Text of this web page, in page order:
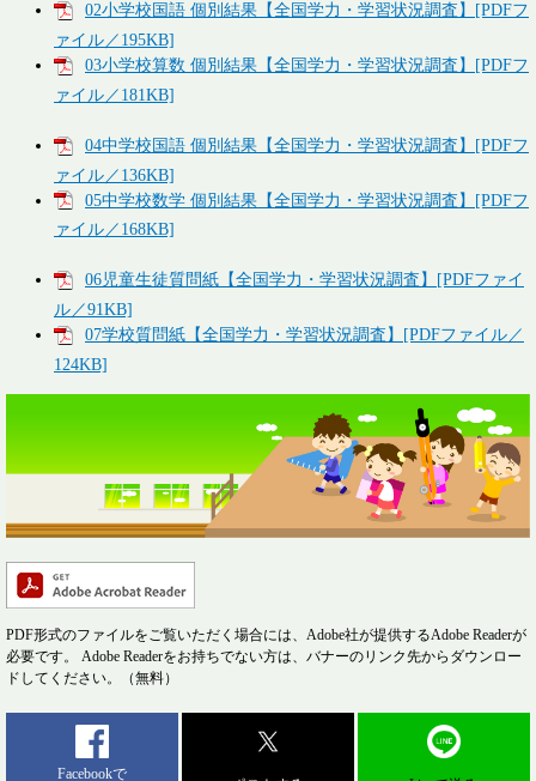
02小学校国語 個別結果【全国学力・学習状況調査】[PDFフ
ァイル／195KB]
03小学校算数 個別結果【全国学力・学習状況調査】[PDFフ
ァイル／181KB]
04中学校国語 個別結果【全国学力・学習状況調査】[PDFフ
ァイル／136KB]
05中学校数学 個別結果【全国学力・学習状況調査】[PDFフ
ァイル／168KB]
06児童生徒質問紙【全国学力・学習状況調査】[PDFファイ
ル／91KB]
07学校質問紙【全国学力・学習状況調査】[PDFファイル／
124KB]
PDF形式のファイルをご覧いただく場合には、Adobe社が提供するAdobe Readerが
必要です。
Adobe Readerをお持ちでない方は、バナーのリンク先からダウンロー
ドしてください。（無料）
Facebookで